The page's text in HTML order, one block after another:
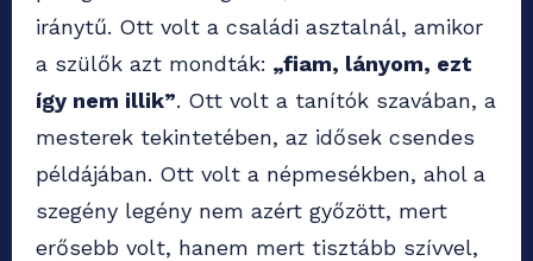
iránytű. Ott volt a családi asztalnál, amikor
a szülők azt mondták: „fiam, lányom, ezt
így nem illik”. Ott volt a tanítók szavában, a
mesterek tekintetében, az idősek csendes
példájában. Ott volt a népmesékben, ahol a
szegény legény nem azért győzött, mert
erősebb volt, hanem mert tisztább szívvel,